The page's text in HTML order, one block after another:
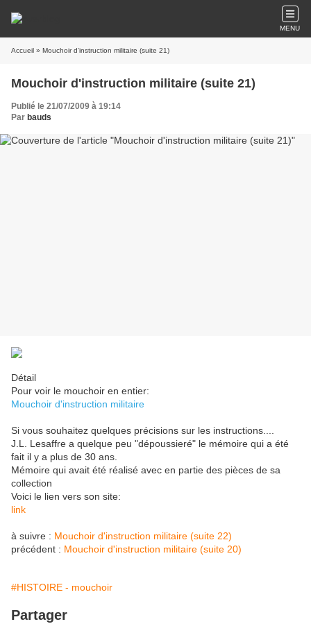
MENU
Accueil » Mouchoir d'instruction militaire (suite 21)
Mouchoir d'instruction militaire (suite 21)
Publié le 21/07/2009 à 19:14
Par bauds
Détail
Pour voir le mouchoir en entier:
Mouchoir d'instruction militaire
Si vous souhaitez quelques précisions sur les instructions....
J.L. Lesaffre a quelque peu "dépoussieré" le mémoire qui a été
fait il y a plus de 30 ans.
Mémoire qui avait été réalisé avec en partie des pièces de sa
collection
Voici le lien vers son site:
link
à suivre : Mouchoir d'instruction militaire (suite 22)
précédent : Mouchoir d'instruction militaire (suite 20)
#HISTOIRE - mouchoir
Partager